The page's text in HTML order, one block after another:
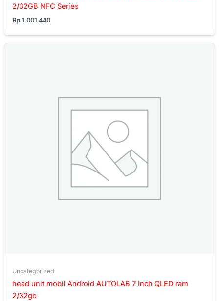
2/32GB NFC Series
Rp 1.001.440
Uncategorized
head unit mobil Android AUTOLAB 7 Inch QLED ram
2/32gb